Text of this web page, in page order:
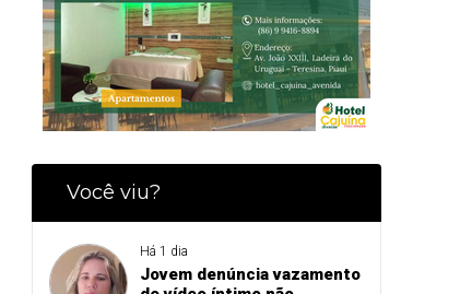
Você viu?
Há 1 dia
Jovem denúncia vazamento